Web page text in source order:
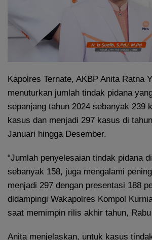
Kapolres Ternate, AKBP Anita Ratna
menuturkan jumlah tindak pidana
sepanjang tahun 2024 sebanyak 239
kasus dan menjadi 297 kasus di
Januari hingga Desember.
“Jumlah penyelesaian tindak pidana
sebanyak 158, juga mengalami
menjadi 297 dengan presentasi 188
didampingi Wakapolres Kompol
saat memimpin rilis akhir tahun,
Anita menjelaskan, untuk kasus